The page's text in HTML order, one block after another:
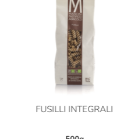
FUSILLI INTEGRALI